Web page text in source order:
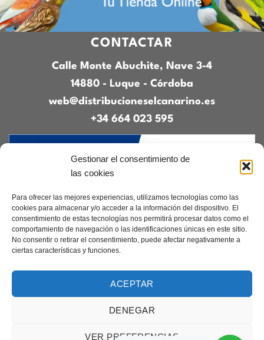
Gestionar el consentimiento de
las cookies
Para ofrecer las mejores experiencias, utilizamos tecnologías como las
cookies para almacenar y/o acceder a la información del dispositivo. El
consentimiento de estas tecnologías nos permitirá procesar datos como el
comportamiento de navegación o las identificaciones únicas en este sitio.
No consentir o retirar el consentimiento, puede afectar negativamente a
ciertas características y funciones.
ACEPTAR
DENEGAR
VER PREFERENCIAS
CONTACTAR
Calle Monte Abuchite, Nave 3-4
14880 - Luque - Córdoba
web@distribucioneselcanarino.es
+34 664 023 595
Contacto|Incidencias|Devoluciones|
Condiciones generales
Diseñado porCreacionesDigitales.es
Elcanarino.com pertenece al grupo Distribuciones el